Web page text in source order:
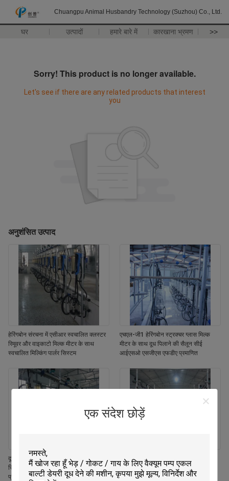
Chuangpu Animal Husbandry Technology (Suzhou) Co., Ltd.
घर उत्पादों हमारे बारे में कारखाना भ्रमण >>
एक संदेश छोड़ें
Sorry! This product is no longer available.
Let's see if there are any related products that interest
you
अनुशंसित उत्पाद
हेरिंगबोन संरचना में एसीआर स्वचालित क्लस्टर
रिमूवर और वाइकाटो मिल्क मीटर के साथ
स्वचालित मिल्किंग पार्लर सिस्टम
एचएल-जी1 हेरिंगबोन स्ट्रक्चर ग्लास मिल्क
मीटर के साथ दूध पिलाने की सैलून सीई
आईएसओ एसजीएस एफडीए प्रमाणित
दूध प्रवाह मीटर हेरिंग बोन मिल्किंग पार्लर
सिस्टम सीई आईएसओ एसजीएस एफडीए
प्रमाणित मोबाइल मिल्किंग मशीन
प्रवाह दूध मीटर एसीआर स्वचालित क्लस्टर
रिमूवर और गायों के लिए वाइकाटो दूध मीटर के
साथ हेरिंगबोन दूध पिलाने की सैलून प्रणाली